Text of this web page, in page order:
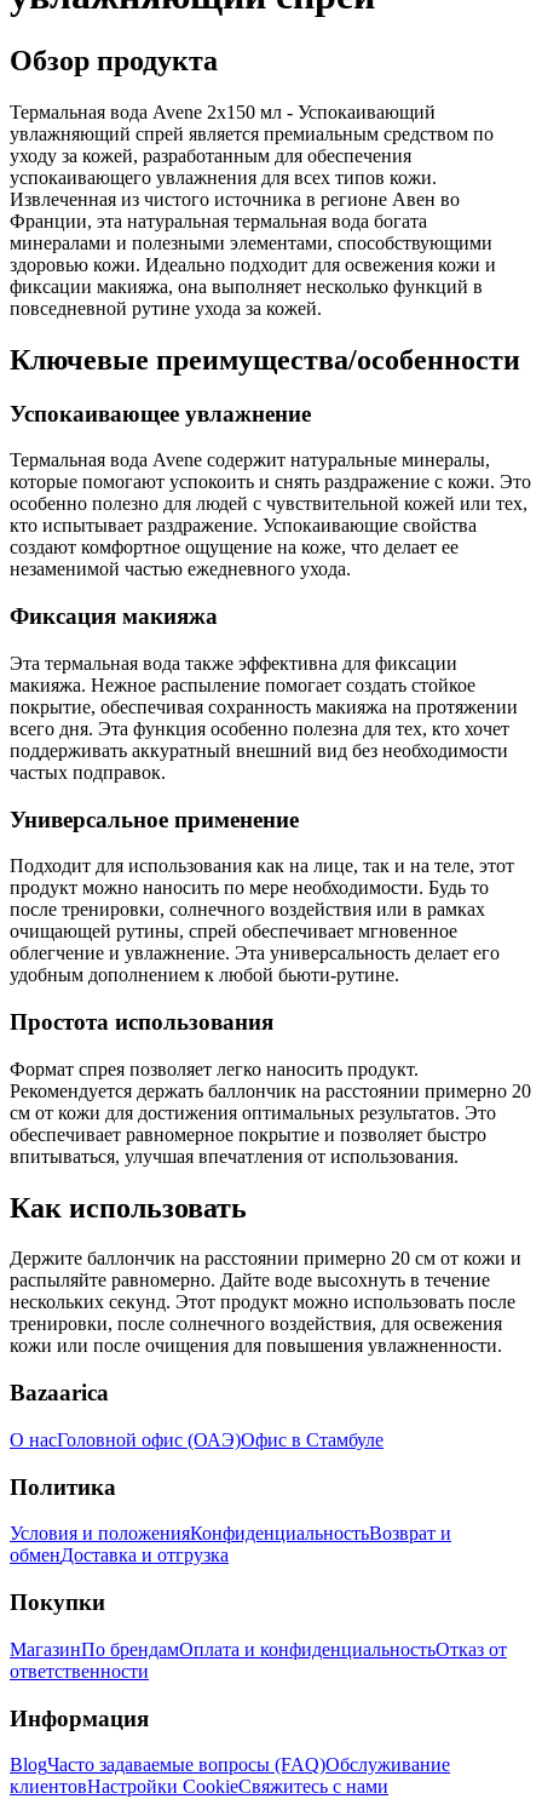
Обзор продукта
Термальная вода Avene 2x150 мл - Успокаивающий
увлажняющий спрей является премиальным средством по
уходу за кожей, разработанным для обеспечения
успокаивающего увлажнения для всех типов кожи.
Извлеченная из чистого источника в регионе Авен во
Франции, эта натуральная термальная вода богата
минералами и полезными элементами, способствующими
здоровью кожи. Идеально подходит для освежения кожи и
фиксации макияжа, она выполняет несколько функций в
повседневной рутине ухода за кожей.
Ключевые преимущества/особенности
Успокаивающее увлажнение
Термальная вода Avene содержит натуральные минералы,
которые помогают успокоить и снять раздражение с кожи. Это
особенно полезно для людей с чувствительной кожей или тех,
кто испытывает раздражение. Успокаивающие свойства
создают комфортное ощущение на коже, что делает ее
незаменимой частью ежедневного ухода.
Фиксация макияжа
Эта термальная вода также эффективна для фиксации
макияжа. Нежное распыление помогает создать стойкое
покрытие, обеспечивая сохранность макияжа на протяжении
всего дня. Эта функция особенно полезна для тех, кто хочет
поддерживать аккуратный внешний вид без необходимости
частых подправок.
Универсальное применение
Подходит для использования как на лице, так и на теле, этот
продукт можно наносить по мере необходимости. Будь то
после тренировки, солнечного воздействия или в рамках
очищающей рутины, спрей обеспечивает мгновенное
облегчение и увлажнение. Эта универсальность делает его
удобным дополнением к любой бьюти-рутине.
Простота использования
Формат спрея позволяет легко наносить продукт.
Рекомендуется держать баллончик на расстоянии примерно 20
см от кожи для достижения оптимальных результатов. Это
обеспечивает равномерное покрытие и позволяет быстро
впитываться, улучшая впечатления от использования.
Как использовать
Держите баллончик на расстоянии примерно 20 см от кожи и
распыляйте равномерно. Дайте воде высохнуть в течение
нескольких секунд. Этот продукт можно использовать после
тренировки, после солнечного воздействия, для освежения
кожи или после очищения для повышения увлажненности.
Bazaarica
О насГоловной офис (ОАЭ)Офис в Стамбуле
Политика
Условия и положенияКонфиденциальностьВозврат и
обменДоставка и отгрузка
Покупки
МагазинПо брендамОплата и конфиденциальностьОтказ от
ответственности
Информация
BlogЧасто задаваемые вопросы (FAQ)Обслуживание
клиентовНастройки CookieСвяжитесь с нами